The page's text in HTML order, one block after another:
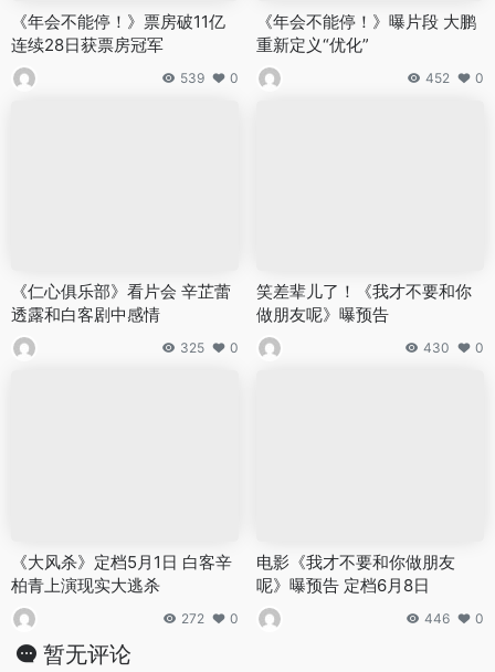
《年会不能停！》票房破11亿
连续28日获票房冠军
539 0
《年会不能停！》曝片段 大鹏
重新定义“优化”
452 0
《仁心俱乐部》看片会 辛芷蕾
透露和白客剧中感情
325 0
笑差辈儿了！《我才不要和你
做朋友呢》曝预告
430 0
《大风杀》定档5月1日 白客辛
柏青上演现实大逃杀
272 0
电影《我才不要和你做朋友
呢》曝预告 定档6月8日
446 0
暂无评论